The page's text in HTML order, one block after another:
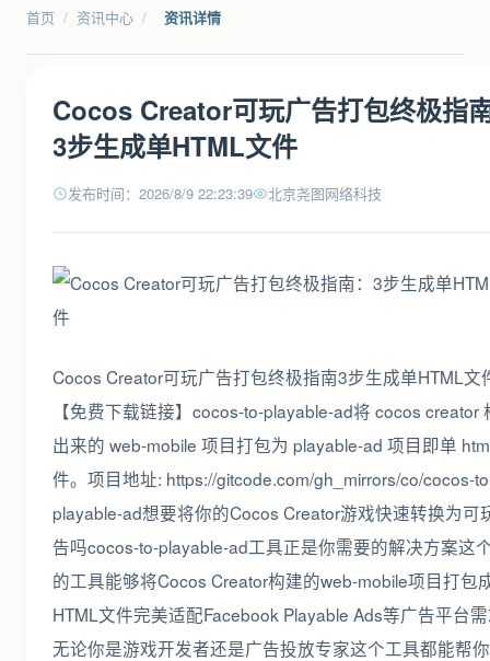
首页 / 资讯中心 / 资讯详情
Cocos Creator可玩广告打包终极指
3步生成单HTML文件
发布时间：2026/8/9 22:23:39 北京尧图网络科技
Cocos Creator可玩广告打包终极指南3步生成单HTML文
【免费下载链接】cocos-to-playable-ad将 cocos creator
出来的 web-mobile 项目打包为 playable-ad 项目即单
件。项目地址: https://gitcode.com/gh_mirrors/co/cocos-
playable-ad想要将你的Cocos Creator游戏快速转换为可
告吗cocos-to-playable-ad工具正是你需要的解决方案这
的工具能够将Cocos Creator构建的web-mobile项目打包
HTML文件完美适配Facebook Playable Ads等广告平台
无论你是游戏开发者还是广告投放专家这个工具都能帮